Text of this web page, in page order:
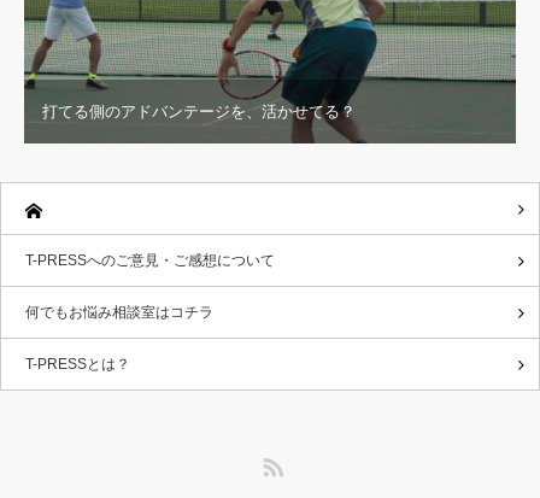
打てる側のアドバンテージを、活かせてる？
T-PRESSへのご意見・ご感想について
何でもお悩み相談室はコチラ
T-PRESSとは？